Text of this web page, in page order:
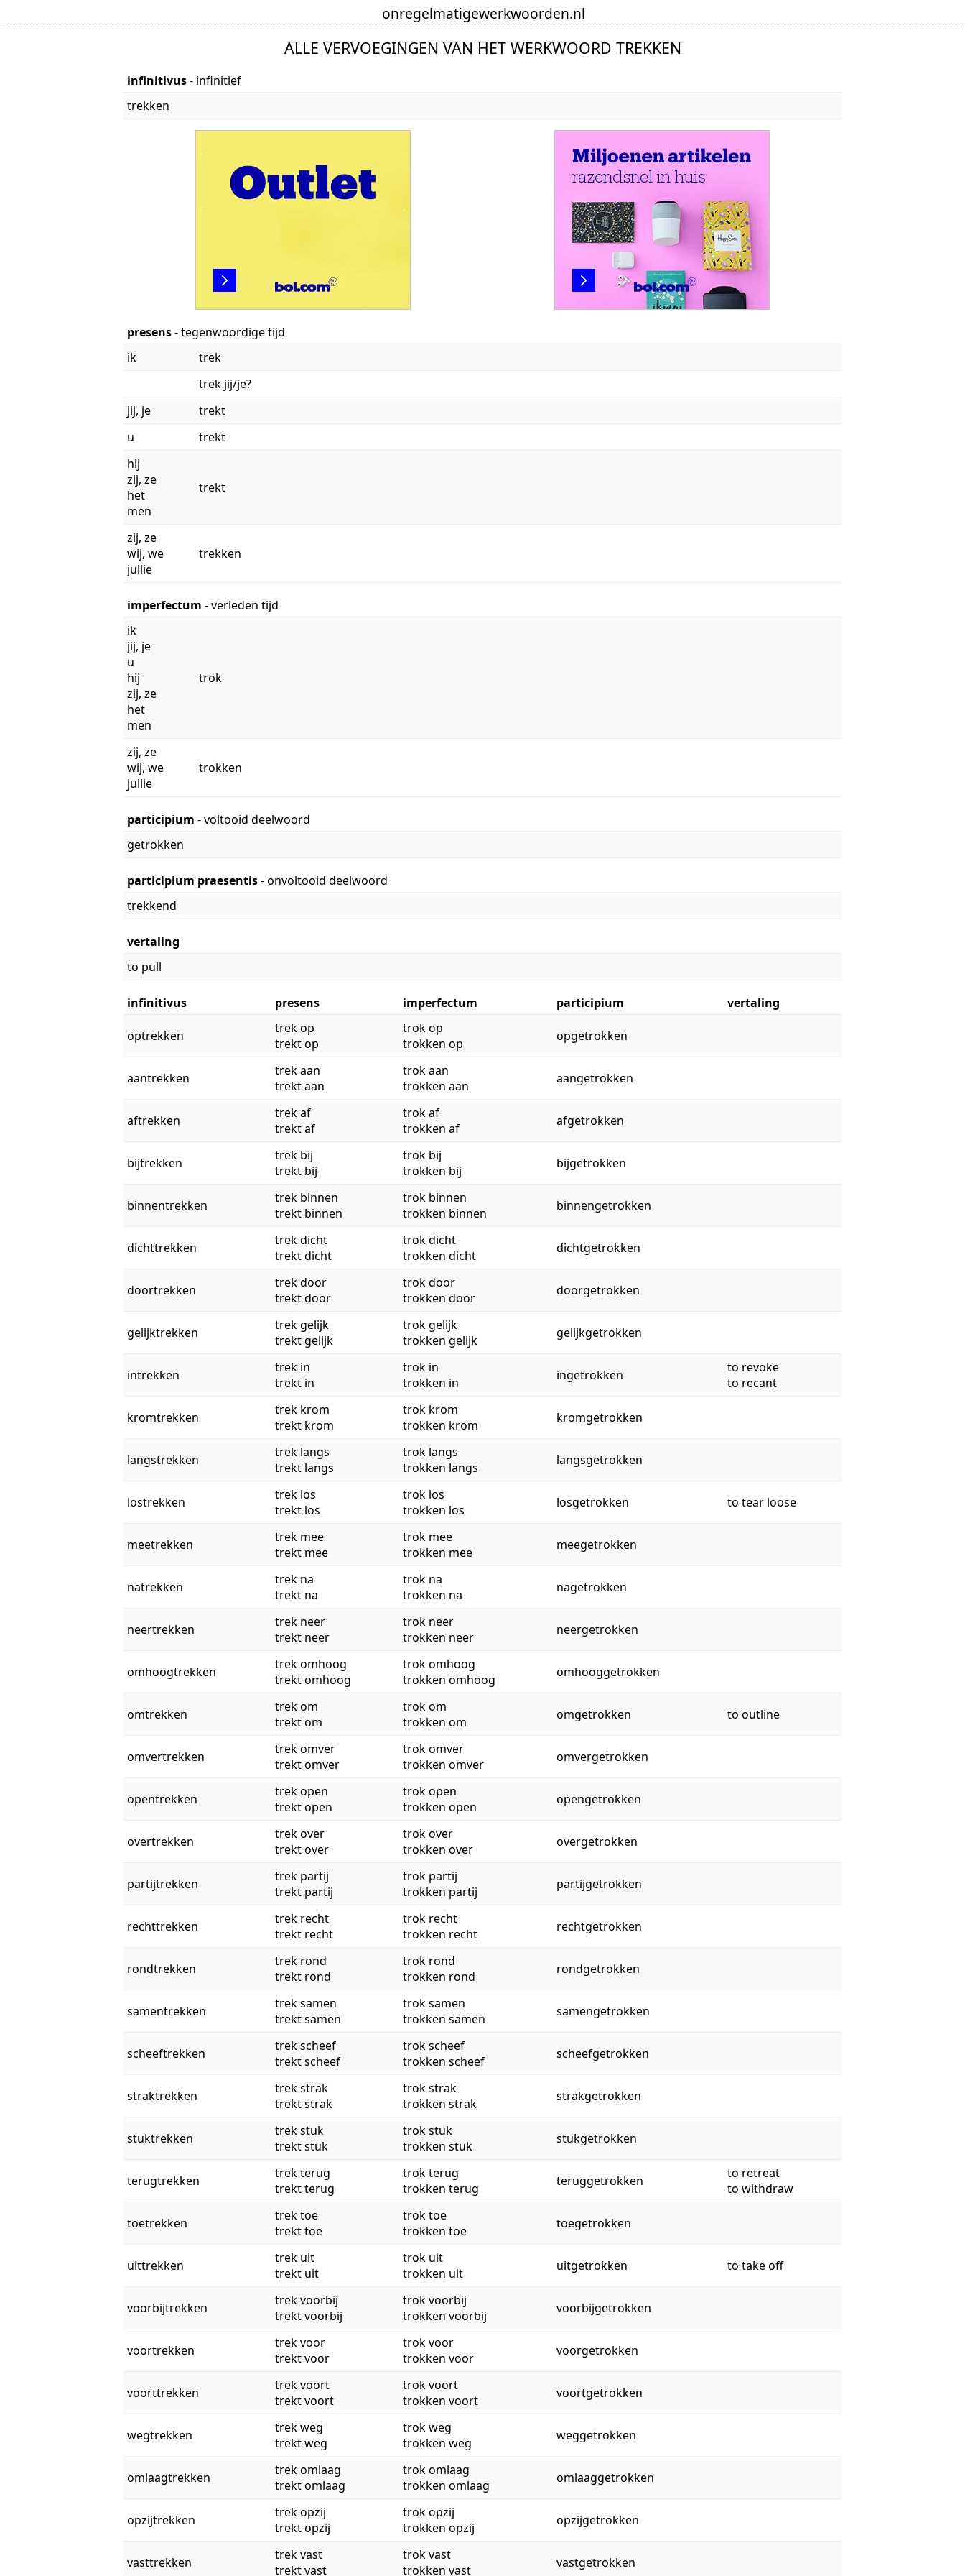
onregelmatigewerkwoorden.nl
ALLE VERVOEGINGEN VAN HET WERKWOORD TREKKEN
infinitivus- infinitief
trekken
presens- tegenwoordige tijd
ik
trek
trek jij/je?
jij, je
trekt
u
trekt
hij
zij, ze
het
men
trekt
zij, ze
wij, we
jullie
trekken
imperfectum - verleden tijd
ik
jij, je
u
hij
zij, ze
het
men
trok
zij, ze
wij, we
jullie
trokken
participium - voltooid deelwoord
getrokken
participium praesentis- onvoltooid deelwoord
trekkend
vertaling
to pull
infinitivus presens imperfectum participium vertaling
optrekken
trek op
trekt op
trok op
trokken op
opgetrokken
aantrekken
trek aan
trekt aan
trok aan
trokken aan
aangetrokken
aftrekken
trek af
trekt af
trok af
trokken af
afgetrokken
bijtrekken
trek bij
trekt bij
trok bij
trokken bij
bijgetrokken
binnentrekken
trek binnen
trekt binnen
trok binnen
trokken binnen
binnengetrokken
dichttrekken
trek dicht
trekt dicht
trok dicht
trokken dicht
dichtgetrokken
doortrekken
trek door
trekt door
trok door
trokken door
doorgetrokken
gelijktrekken
trek gelijk
trekt gelijk
trok gelijk
trokken gelijk
gelijkgetrokken
intrekken
trek in
trekt in
trok in
trokken in
ingetrokken
to revoke
to recant
kromtrekken
trek krom
trekt krom
trok krom
trokken krom
kromgetrokken
langstrekken
trek langs
trekt langs
trok langs
trokken langs
langsgetrokken
lostrekken
trek los
trekt los
trok los
trokken los
losgetrokken to tear loose
meetrekken
trek mee
trekt mee
trok mee
trokken mee
meegetrokken
natrekken
trek na
trekt na
trok na
trokken na
nagetrokken
neertrekken
trek neer
trekt neer
trok neer
trokken neer
neergetrokken
omhoogtrekken
trek omhoog
trekt omhoog
trok omhoog
trokken omhoog
omhooggetrokken
omtrekken
trek om
trekt om
trok om
trokken om
omgetrokken to outline
omvertrekken
trek omver
trekt omver
trok omver
trokken omver
omvergetrokken
opentrekken
trek open
trekt open
trok open
trokken open
opengetrokken
overtrekken
trek over
trekt over
trok over
trokken over
overgetrokken
partijtrekken
trek partij
trekt partij
trok partij
trokken partij
partijgetrokken
rechttrekken
trek recht
trekt recht
trok recht
trokken recht
rechtgetrokken
rondtrekken
trek rond
trekt rond
trok rond
trokken rond
rondgetrokken
samentrekken
trek samen
trekt samen
trok samen
trokken samen
samengetrokken
scheeftrekken
trek scheef
trekt scheef
trok scheef
trokken scheef
scheefgetrokken
straktrekken
trek strak
trekt strak
trok strak
trokken strak
strakgetrokken
stuktrekken
trek stuk
trekt stuk
trok stuk
trokken stuk
stukgetrokken
terugtrekken
trek terug
trekt terug
trok terug
trokken terug
teruggetrokken
to retreat
to withdraw
toetrekken
trek toe
trekt toe
trok toe
trokken toe
toegetrokken
uittrekken
trek uit
trekt uit
trok uit
trokken uit
uitgetrokken to take off
voorbijtrekken
trek voorbij
trekt voorbij
trok voorbij
trokken voorbij
voorbijgetrokken
voortrekken
trek voor
trekt voor
trok voor
trokken voor
voorgetrokken
voorttrekken
trek voort
trekt voort
trok voort
trokken voort
voortgetrokken
wegtrekken
trek weg
trekt weg
trok weg
trokken weg
weggetrokken
omlaagtrekken
trek omlaag
trekt omlaag
trok omlaag
trokken omlaag
omlaaggetrokken
opzijtrekken
trek opzij
trekt opzij
trok opzij
trokken opzij
opzijgetrokken
vasttrekken
trek vast
trekt vast
trok vast
trokken vast
vastgetrokken